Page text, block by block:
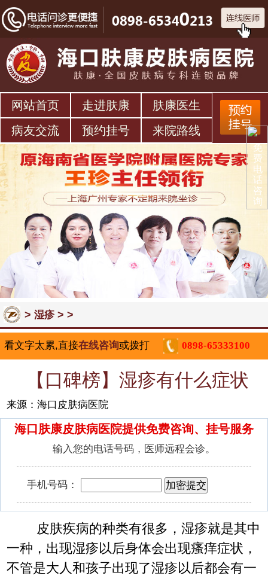
网站首页 走进肤康
肤康医生
病友交流
预约挂号 来院路线
> 湿疹> >
看文字太累,直接在线咨询或拨打 0898-65333100
【口碑榜】湿疹有什么症状
来源：海口皮肤病医院
海口肤康皮肤病医院提供免费咨询、挂号服务
输入您的电话号码，医师远程会诊。
手机号码：
皮肤疾病的种类有很多，湿疹就是其中
一种，出现湿疹以后身体会出现瘙痒症状，
不管是大人和孩子出现了湿疹以后都会有一
免
费
电
话
咨
询